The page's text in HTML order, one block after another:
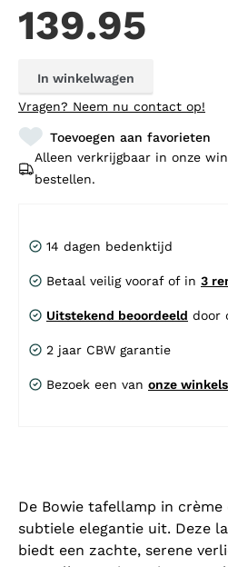
139.95
In winkelwagen
Vragen? Neem nu contact op!
Toevoegen aan favorieten
Alleen verkrijgbaar in onze
bestellen.
14 dagen bedenktijd
Betaal veilig vooraf of in 3
Uitstekend beoordeeld door
2 jaar CBW garantie
Bezoek een van onze winkels
De Bowie tafellamp in
subtiele elegantie uit. Deze
biedt een zachte, serene